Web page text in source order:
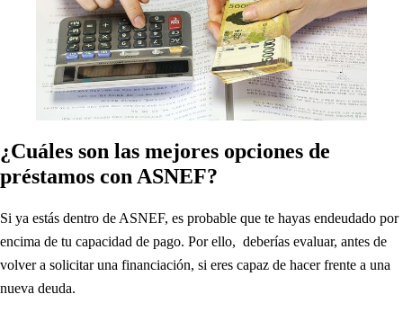
¿Cuáles son las mejores opciones de
préstamos con ASNEF?
Si ya estás dentro de ASNEF, es probable que te hayas endeudado por
encima de tu capacidad de pago. Por ello, deberías evaluar, antes de
volver a solicitar una financiación, si eres capaz de hacer frente a una
nueva deuda.